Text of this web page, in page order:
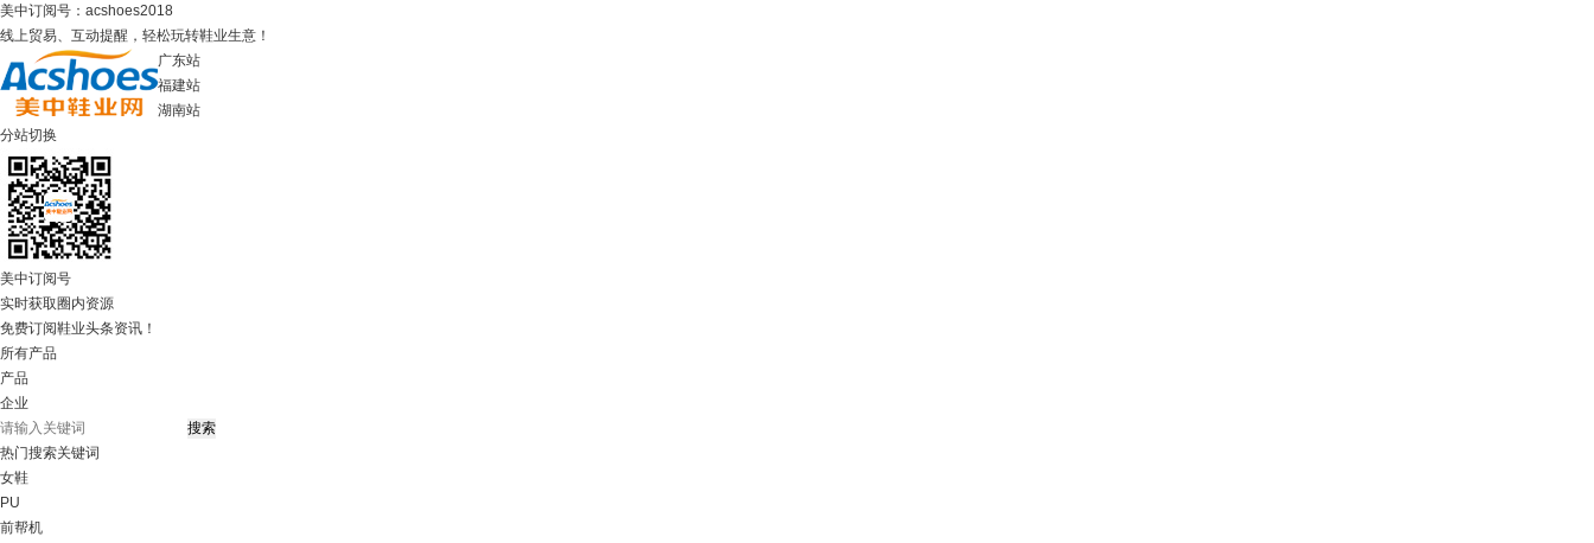
美中订阅号：acshoes2018
线上贸易、互动提醒，轻松玩转鞋业生意！
广东站
福建站
湖南站
分站切换
美中订阅号
实时获取圈内资源
免费订阅鞋业头条资讯！
所有产品
产品
企业
热门搜索关键词
女鞋
PU
前帮机